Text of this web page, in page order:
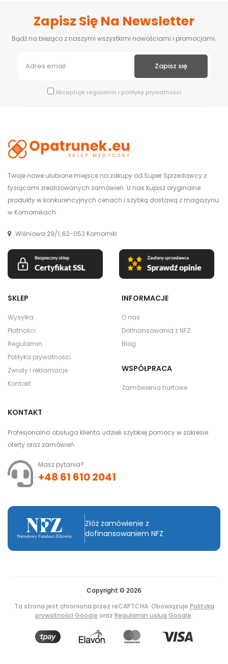
Zapisz Się Na Newsletter
Bądź na bieżąco z naszymi wszystkimi nowościami i promocjami.
Akceptuje regulamin i politykę prywatności
Twoje nowe ulubione miejsce na zakupy od Super Sprzedawcy z
tysiącami zrealizowanych zamówień. U nas kupisz oryginalne
produkty w konkurencyjnych cenach i szybką dostawą z magazynu
w Komornikach.
Wiśniowa 29/1, 62-052 Komorniki
SKLEP
Wysyłka
Płatności
Regulamin
Polityka prywatności
Zwroty i reklamacje
Kontakt
INFORMACJE
O nas
Dofinansowania z NFZ
Blog
WSPÓŁPRACA
Zamówienia hurtowe
KONTAKT
Profesjonalna obsługa klienta udzieli szybkiej pomocy w zakresie
oferty oraz zamówień.
Masz pytania?
+48 61 610 2041
Złóż zamówienie z
dofinansowaniem NFZ
Copyright © 2026
Ta strona jest chroniona przez reCAPTCHA. Obowiązuje Polityka
prywatności Google oraz Regulamin usług Google.